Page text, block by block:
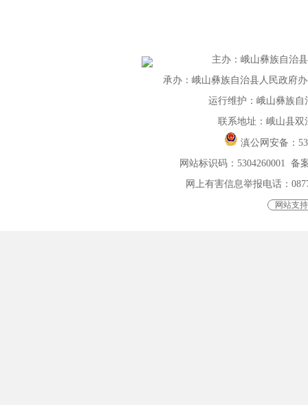
主办： 峨山彝族自治
承办：峨山彝族自治县人民政府
运行维护：峨山彝族自
联系地址：峨山县双
滇公网安备：
网站标识码：5304260001 备
网上有害信息举报电话：
网站支